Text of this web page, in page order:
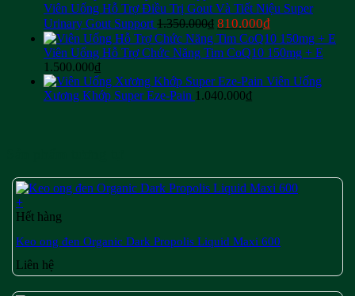
Viên Uống Hỗ Trợ Điều Trị Gout Và Tiết Niệu Super
Urinary Gout Support 1.350.000₫ Giá
gốc
là:
810.000₫Giá
hiện
tại
810.000₫.
Viên Uống Hỗ Trợ Chức Năng Tim CoQ10 150mg + E
1.500.000₫
Viên Uống
Xương Khớp Super Eze-Pain 1.040.000₫
+
Hết hàng
Keo ong đen Organic Dark Propolis Liquid Maxi 600
Liên hệ